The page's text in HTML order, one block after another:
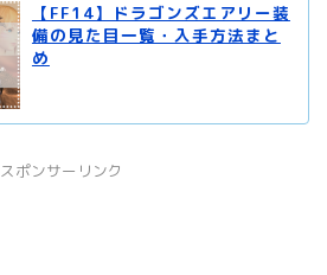
【FF14】ドラゴンズエアリー装
備の見た目一覧・入手方法まと
め
スポンサーリンク